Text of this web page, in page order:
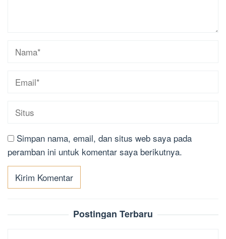
Simpan nama, email, dan situs web saya pada
peramban ini untuk komentar saya berikutnya.
Postingan Terbaru